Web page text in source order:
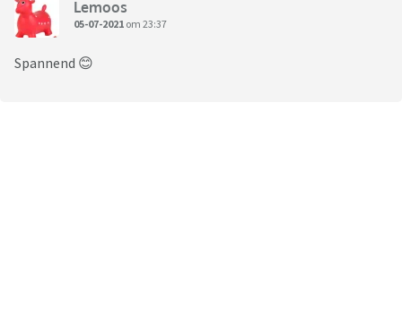
Lemoos
05-07-2021 om 23:37
Spannend 😊